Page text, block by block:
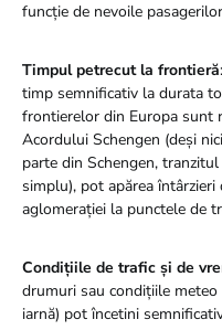
funcție de nevoile
Timpul petrecut la frontieră
timp semnificativ la durata
frontierelor din Europa sunt
Acordului Schengen (deși
parte din Schengen,
simplu), pot apărea
aglomerației la punctele de
Condițiile de trafic și de
drumuri sau condițiile
iarnă) pot încetini